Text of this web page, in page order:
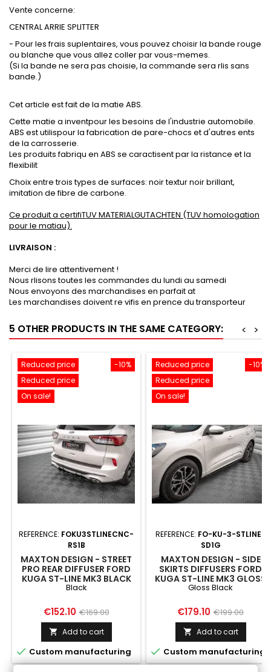
Vente concerne:
CENTRAL ARRIE SPLITTER
- Pour les frais suplentaires, vous pouvez choisir la bande rouge
ou blanche que vous allez coller par vous-memes.
(Si la bande ne sera pas choisie, la commande sera rlis sans
bande.)
Cet article est fait de la matie ABS.
Cette matie a inventpour les besoins de l'industrie automobile.
ABS est utilispour la fabrication de pare-chocs et d'autres ents
de la carrosserie.
Les produits fabriqu en ABS se caractisent par la ristance et la
flexibilit
Choix entre trois types de surfaces: noir textur noir brillant,
imitation de fibre de carbone.
Ce produit a certifiTUV MATERIALGUTACHTEN (TUV homologation
pour le matiau).
LIVRAISON :
Merci de lire attentivement !
Nous rlisons toutes les commandes du lundi au samedi
Nous envoyons des marchandises en parfait at
Les marchandises doivent re vifis en prence du transporteur
5 OTHER PRODUCTS IN THE SAME CATEGORY: >
<
-10%
Reduced price
Reduced price
On sale!
REFERENCE: FOKU3STLINECNC-
RS1B
MAXTON DESIGN - STREET
PRO REAR DIFFUSER FORD
KUGA ST-LINE MK3 BLACK
Black
Price
€152.10 Regular
price
€169.00
 Add to cart
 Custom manufacturing
-10%
Reduced price
Reduced price
On sale!
REFERENCE: FO-KU-3-STLINE-
SD1G
MAXTON DESIGN - SIDE
SKIRTS DIFFUSERS FORD
KUGA ST-LINE MK3 GLOSS
BLACK
Gloss Black
Price
€179.10 Regular
price
€199.00
 Add to cart
 Custom manufacturing